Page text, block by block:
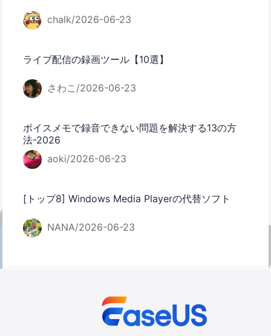
chalk/2026-06-23
ライブ配信の録画ツール【10選】
さわこ/2026-06-23
ボイスメモで録音できない問題を解決する13の方
法-2026
aoki/2026-06-23
[トップ8] Windows Media Playerの代替ソフト
NANA/2026-06-23